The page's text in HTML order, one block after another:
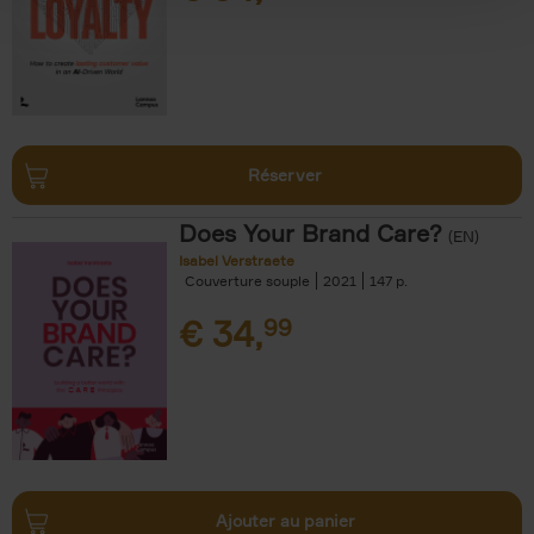
Réserver
Does Your Brand Care? (EN)
Isabel Verstraete
Couverture souple
2021 147
€ 34,99
Ajouter au panier